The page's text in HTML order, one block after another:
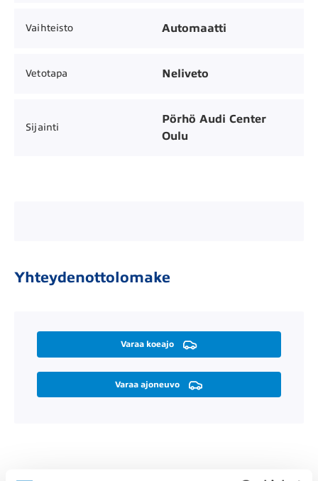
Vaihteisto Automaatti
Vetotapa Neliveto
Sijainti
Pörhö Audi Center
Oulu
Yhteydenottolomake
Varaa koeajo
Varaa ajoneuvo